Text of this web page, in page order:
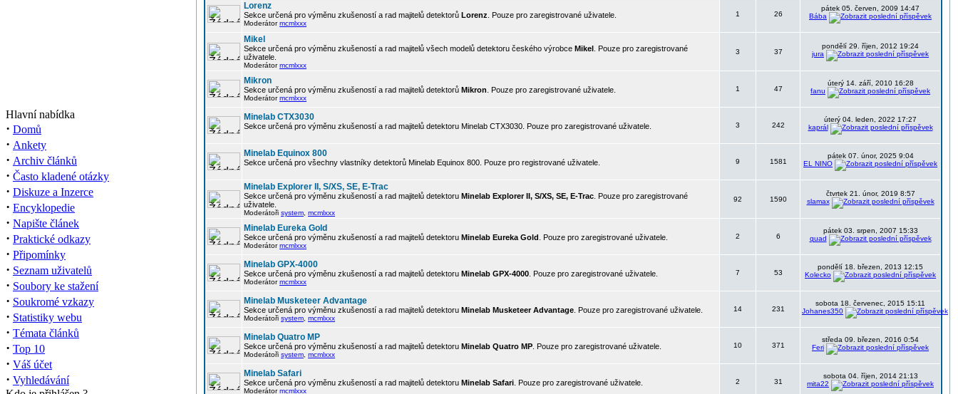
Hlavní nabídka
· Domů
· Ankety
· Archiv článků
· Často kladené otázky
· Diskuze a Inzerce
· Encyklopedie
· Napište článek
· Praktické odkazy
· Připomínky
· Seznam uživatelů
· Soubory ke stažení
· Soukromé vzkazy
· Statistiky webu
· Témata článků
· Top 10
· Váš účet
· Vyhledávání
Lorenz
Sekce určená pro výměnu zkušeností a rad majitelů detektorů Lorenz . Pouze pro zaregistrované uživatele.
Moderátormcmlxxx
1 26
pátek 05. červen, 2009 14:47
Bába
Mikel
Sekce určená pro výměnu zkušeností a rad majitelů všech modelů detektoru českého výrobce Mikel . Pouze pro zaregistrované
uživatele.
Moderátormcmlxxx
3 37
pondělí 29. říjen, 2012 19:24
jura
Mikron
Sekce určená pro výměnu zkušeností a rad majitelů detektorů Mikron . Pouze pro zaregistrované uživatele.
Moderátormcmlxxx
1 47
úterý 14. září, 2010 16:28
fanu
Minelab CTX3030
Sekce určená pro výměnu zkušeností a rad majitelů detektoru Minelab CTX3030. Pouze pro zaregistrované uživatele. 3 242
úterý 04. leden, 2022 17:27
kaprál
Minelab Equinox 800
Sekce určená pro všechny vlastníky detektorů Minelab Equinox 800. Pouze pro registrované uživatele. 9 1581
pátek 07. únor, 2025 9:04
EL NINO
Minelab Explorer II, S/XS, SE, E-Trac
Sekce určená pro výměnu zkušeností a rad majitelů detektoru Minelab Explorer II, S/XS, SE, E-Trac . Pouze pro zaregistrované
uživatele.
Moderátoři system mcmlxxx
92 1590
čtvrtek 21. únor, 2019 8:57
slamax
Minelab Eureka Gold
Sekce určená pro výměnu zkušeností a rad majitelů detektoru Minelab Eureka Gold . Pouze pro zaregistrované uživatele.
Moderátormcmlxxx
2 6
pátek 03. srpen, 2007 15:33
quad
Minelab GPX-4000
Sekce určená pro výměnu zkušeností a rad majitelů detektoru Minelab GPX-4000 . Pouze pro zaregistrované uživatele.
Moderátormcmlxxx
7 53
pondělí 18. březen, 2013 12:15
Kolecko
Minelab Musketeer Advantage
Sekce určená pro výměnu zkušeností a rad majitelů detektoru Minelab Musketeer Advantage . Pouze pro zaregistrované uživatele.
Moderátoři system mcmlxxx
14 231
sobota 18. červenec, 2015 15:11
Johanes350
Minelab Quatro MP
Sekce určená pro výměnu zkušeností a rad majitelů detektoru Minelab Quatro MP . Pouze pro zaregistrované uživatele.
Moderátoři system mcmlxxx
10 371
středa 09. březen, 2016 0:54
Feri
Minelab Safari
Sekce určená pro výměnu zkušeností a rad majitelů detektoru Minelab Safari . Pouze pro zaregistrované uživatele.
Moderátormcmlxxx
2 31
sobota 04. říjen, 2014 21:13
mita22